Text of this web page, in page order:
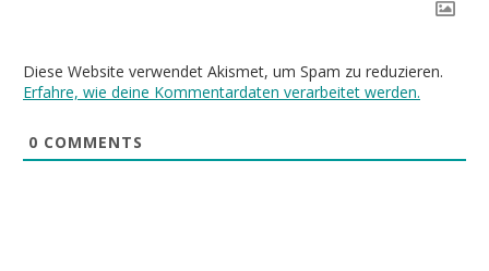
Diese Website verwendet Akismet, um Spam zu reduzieren.
Erfahre, wie deine Kommentardaten verarbeitet werden.
0 COMMENTS